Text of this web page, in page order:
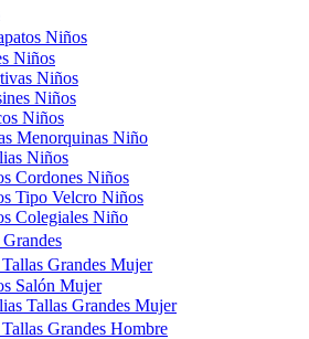
Niños
Niños
Niños
Niños
Niños
Menorquinas Niño
Niños
Cordones Niños
Tipo Velcro Niños
Colegiales Niño
Grandes Mujer
Salón Mujer
Tallas Grandes Mujer
Grandes Hombre